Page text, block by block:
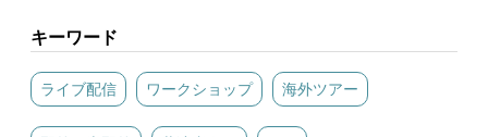
キーワード
ライブ配信 ワークショップ 海外ツアー